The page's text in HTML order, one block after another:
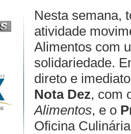
Nesta semana,
atividade
Alimentos com
solidariedade.
direto e
Nota Dez, com
Alimentos, e o
Oficina